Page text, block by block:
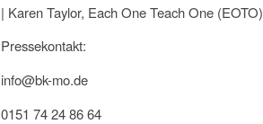
| Karen Taylor, Each One Teach One (EOTO)
Pressekontakt:
info@bk-mo.de
0151 74 24 86 64